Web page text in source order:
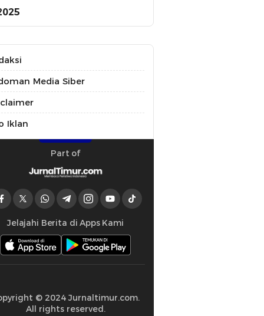
Media Siber
Iklan
Part of
Jelajahi Berita di Apps Kami
© 2024 Jurnaltimur.com.
All rights reserved.